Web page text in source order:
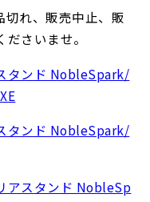
れ、販売中止、販
さいませ。
タンド NobleSpark/
タンド NobleSpark/
アスタンド NobleSp